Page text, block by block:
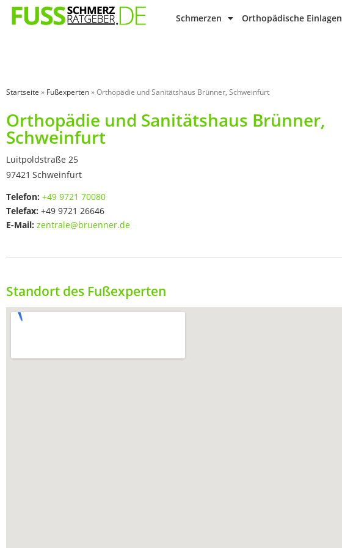
Schmerzen Orthopädische Einlagen
Startseite » Fußexperten»Orthopädie und Sanitätshaus Brünner, Schweinfurt
Orthopädie und Sanitätshaus Brünner,
Schweinfurt
Luitpoldstraße 25
97421 Schweinfurt
Telefon: +49 9721 70080
Telefax: +49 9721 26646
E-Mail: zentrale@bruenner.de
Standort des Fußexperten